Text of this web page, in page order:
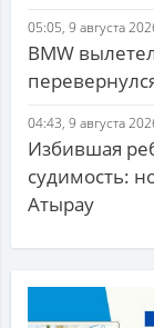
05:05, 9 августа
BMW
04:43, 9 августа
Избившая
судимость:
Атырау